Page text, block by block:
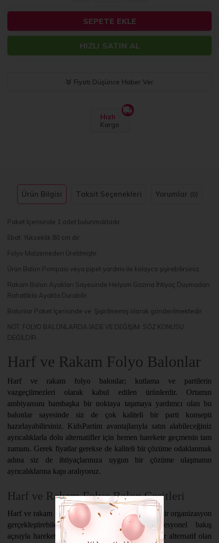
SEPETE EKLE
HIZLI SATIN AL
Fiyatı Düşünce Haber Ver
Hızlı
Kargo
Ürün Bilgisi Taksit Seçenekleri Yorumlar (0)
Paket İçerisinde 1 adet bulunmaktadır
Ebat: Yükseklik 80 cm dir.
Folyo Malzemeden Üretilmiştir.
Ürün Balon Pompası veya pipet yardımı ile kolayca şişirebilirsiniz.
Rakam Balon Ayakları Sayesinde Helyum Gazına İhtiyaç Duymadan
Rahatlıkla Ayakta Durabilir.
Balonlar Paket İçerisinde ve Şişirilmemiş olarak gönderilmektedir.
NOT: FOLYO BALONLARDA İADE VE DEĞİŞİM SÖZ KONUSU
DEĞİLDİR.
Harf ve Rakam Folyo Balonlar
Harf ve rakam folyo balonlar; kutlama ve partilerin
vazgeçilmezleri olarak kabul edilen ürünlerdir. Ortamın
ambiyansını bambaşka bir noktaya taşımaya yardımcı olan bu
balonlar sayesinde siz de çok kaliteli bir parti konsepti
hazırlayabilirsiniz. KidsPartim avantajlarıyla satın alabileceğiniz
ayrıcalıklarla dolu alternatifler için hemen harekete geçmenin tam
zamanı. Gerek fiyatlar gerekse de kaliteli bir çözüme odaklanmak
adına siz de ihtiyaçlarınıza uygun bir çözüme ulaşmanın
ayrıcalıklarına kapı aralıyoruz.
Harf ve Rakam Folyo Balon Çeşitleri
Harf ve rakam folyo çeşitleri sayesinde kusursuz bir organizasyon
gerçekleştirebileceğinizi unutmamalısınız. Profesyonel bakış
açısıyla hareket etmenize yardımcı olacak eşsiz bir alternatif olan